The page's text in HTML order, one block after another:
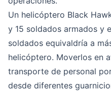
Un helicóptero Black
y 15 soldados armados y
soldados equivaldría a
helicóptero. Moverlos en
transporte de personal
desde diferentes